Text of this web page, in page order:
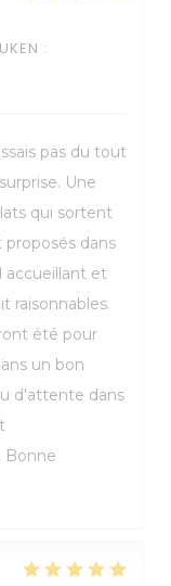
:
pas du tout
Une
qui sortent
dans
accueillant et
raisonnables.
été pour
un bon
d'attente dans
Bonne